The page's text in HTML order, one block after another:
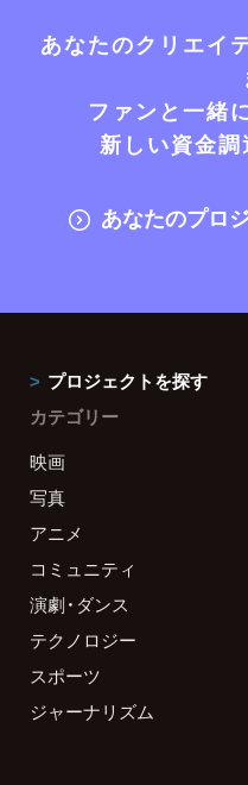
あなたのクリエイ
ファンと一緒
新しい資金
あなたのプロ
プロジェクトを探す
カテゴリー
映画
写真
アニメ
コミュニティ
演劇・ダンス
テクノロジー
スポーツ
ジャーナリズム